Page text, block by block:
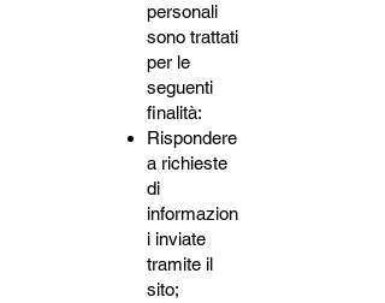
personali
sono trattati
per le
seguenti
finalità:
Rispondere
a richieste
di
informazion
i inviate
tramite il
sito;